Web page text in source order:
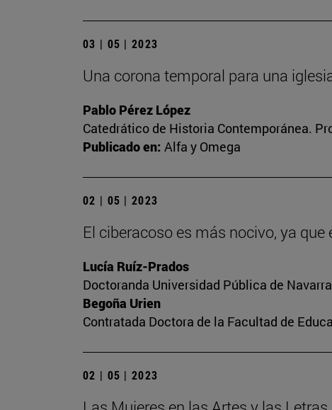
03 | 05 | 2023
Una corona temporal para una
Pablo Pérez López
Catedrático de Historia Contemporánea.
Publicado en: Alfa y Omega
02 | 05 | 2023
El ciberacoso es más nocivo, ya
Lucía Ruíz-Prados
Doctoranda Universidad Pública de Navarra
Begoña Urien
Contratada Doctora de la Facultad de
02 | 05 | 2023